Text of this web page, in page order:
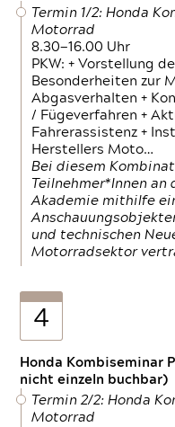
Termin 1/2: Honda
Motorrad
8.30—16.00 Uhr
PKW: + Vorstellung
Besonderheiten zur
Abgasverhalten +
/ Fügeverfahren +
Fahrerassistenz +
Herstellers Moto…
Bei diesem
Teilnehmer*Innen
Akademie mithilfe
und technischen
Motorradsektor
4
Honda Kombiseminar
nicht einzeln buchbar)
Termin 2/2: Honda
Motorrad